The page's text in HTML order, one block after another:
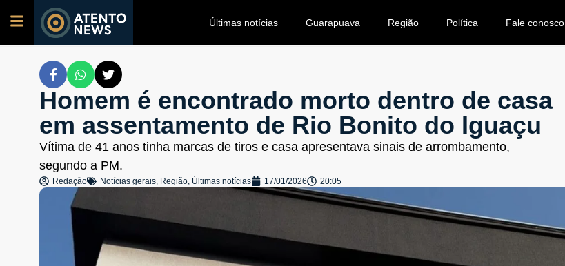
Últimas notícias Guarapuava Região Política Fale conosco
Homem é encontrado morto dentro de casa
em assentamento de Rio Bonito do Iguaçu
Vítima de 41 anos tinha marcas de tiros e casa apresentava sinais de arrombamento,
segundo a PM.
Redação Notícias gerais, Região, Últimas notícias 17/01/2026 20:05